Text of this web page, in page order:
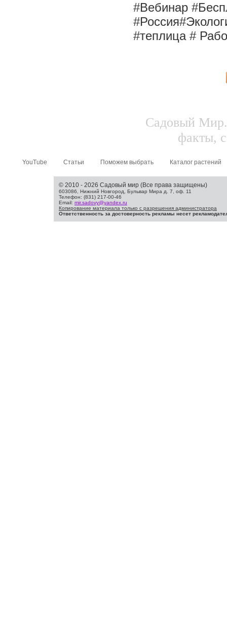
#Вебинар
#теплица #
Садовый Мир.
факты,
YouTube Статьи Поможем выбрать Каталог растений
© 2010 - 2026 Садовый мир (Все права защищены)
603086, Нижний Новгород, Бульвар Мира д. 7, оф. 11
Телефон: (831) 217-00-46
Email: mir.sadovy@yandex.ru
Копирование материала только с разрешения администратора
Ответственность за достоверность рекламы несет